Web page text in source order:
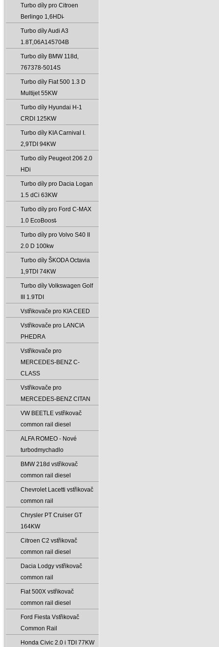
Turbo díly pro Citroen
Berlingo 1‚6HDi̵
Turbo díly Audi A3
1.8T‚06A145704B
Turbo díly BMW 118d‚
767378-5014S
Turbo díly Fiat 500 1.3 D
Multijet 55KW
Turbo díly Hyundai H-1
CRDI 125KW
Turbo díly KIA Carnival I.
2‚9TDI 94KW
Turbo díly Peugeot 206 2.0
HDi
Turbo díly pro Dacia Logan
1.5 dCi 63KW
Turbo díly pro Ford C-MAX
1.0 EcoBoost̵
Turbo díly pro Volvo S40 II
2.0 D 100kw
Turbo díly ŠKODA Octavia
1‚9TDI 74KW
Turbo díly Volkswagen Golf
III 1.9TDI
Vstřikovače pro KIA CEED
Vstřikovače pro LANCIA
PHEDRA
Vstřikovače pro
MERCEDES-BENZ C-
CLASS
Vstřikovače pro
MERCEDES-BENZ CITAN
VW BEETLE vstřikovač
common rail diesel
ALFA ROMEO - Nové
turbodmychadlo
BMW 218d vstřikovač
common rail diesel
Chevrolet Lacetti vstřikovač
common rail
Chrysler PT Cruiser GT
164KW
Citroen C2 vstřikovač
common rail diesel
Dacia Lodgy vstřikovač
common rail
Fiat 500X vstřikovač
common rail diesel
Ford Fiesta Vstřikovač
Common Rail
Honda Civic 2.0 i TDI 77KW